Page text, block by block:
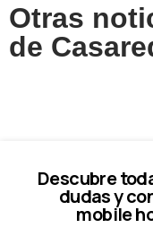
Otras
de
Descubre
dudas y
mobile